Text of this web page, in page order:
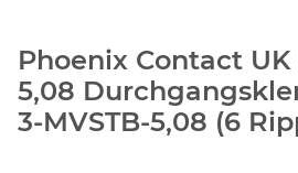
Phoenix Contact UK
5,08
3-MVSTB-5,08 (6